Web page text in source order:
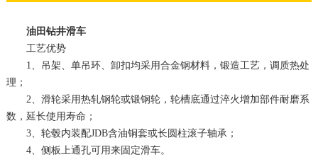
油田钻井滑车
工艺优势
1、吊架、单吊环、卸扣均采用合金钢材料，锻造工艺，调质热处
理；
2、滑轮采用热轧钢轮或锻钢轮，轮槽底通过淬火增加部件耐磨系
数，延长使用寿命；
3、轮毂内装配JDB含油铜套或长圆柱滚子轴承；
4、侧板上通孔可用来固定滑车。